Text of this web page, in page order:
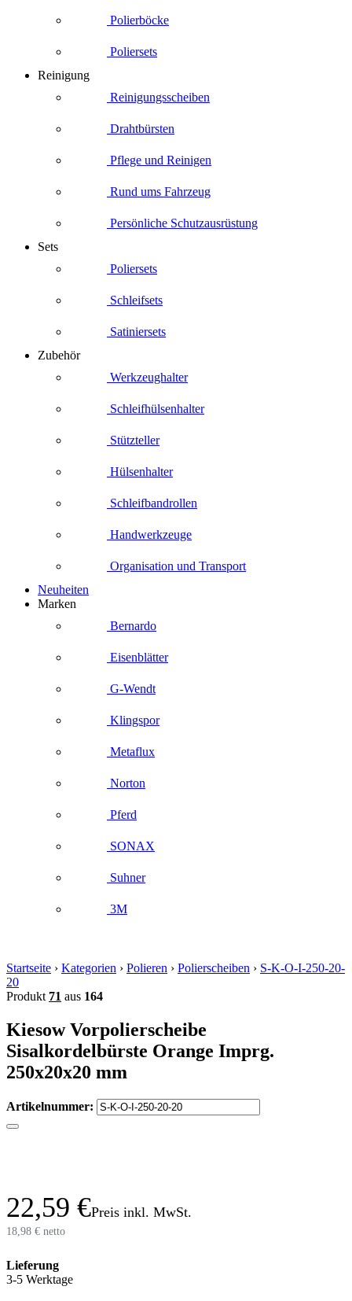
Polierböcke
Poliersets
Reinigung
Reinigungsscheiben
Drahtbürsten
Pflege und Reinigen
Rund ums Fahrzeug
Persönliche Schutzausrüstung
Sets
Poliersets
Schleifsets
Satiniersets
Zubehör
Werkzeughalter
Schleifhülsenhalter
Stützteller
Hülsenhalter
Schleifbandrollen
Handwerkzeuge
Organisation und Transport
Neuheiten
Marken
Bernardo
Eisenblätter
G-Wendt
Klingspor
Metaflux
Norton
Pferd
SONAX
Suhner
3M
Startseite › Kategorien › Polieren › Polierscheiben › S-K-O-I-250-20-
20
Produkt 71 aus 164
Kiesow Vorpolierscheibe
Sisalkordelbürste Orange Imprg.
250x20x20 mm
Artikelnummer:
22,59 €Preis inkl. MwSt.
18,98 € netto
Lieferung
3-5 Werktage